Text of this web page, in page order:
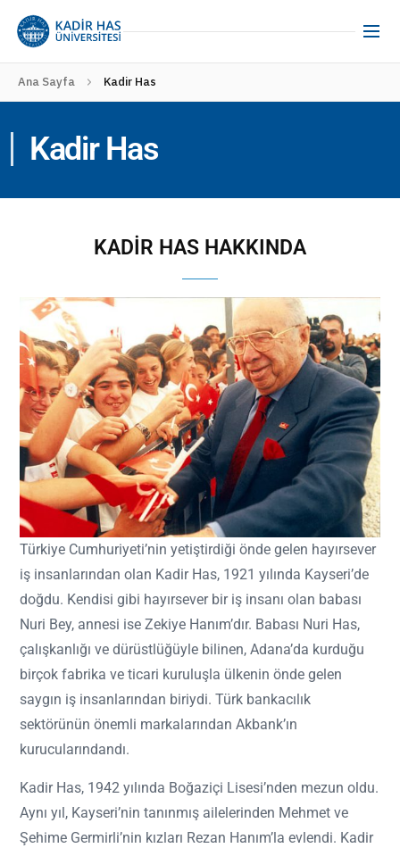
Ana Sayfa Kadir Has
Kadir Has
KADİR HAS HAKKINDA
Türkiye Cumhuriyeti’nin yetiştirdiği önde gelen hayırsever
iş insanlarından olan Kadir Has, 1921 yılında Kayseri’de
doğdu. Kendisi gibi hayırsever bir iş insanı olan babası
Nuri Bey, annesi ise Zekiye Hanım’dır. Babası Nuri Has,
çalışkanlığı ve dürüstlüğüyle bilinen, Adana’da kurduğu
birçok fabrika ve ticari kuruluşla ülkenin önde gelen
saygın iş insanlarından biriydi. Türk bankacılık
sektörünün önemli markalarından Akbank’ın
kurucularındandı.
Kadir Has, 1942 yılında Boğaziçi Lisesi’nden mezun oldu.
Aynı yıl, Kayseri’nin tanınmış ailelerinden Mehmet ve
Şehime Germirli’nin kızları Rezan Hanım’la evlendi. Kadir